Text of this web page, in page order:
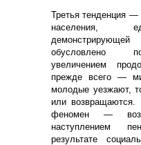
Третья тенденция —
населения,
обусловлено
увеличением
прежде всего —
молодые уезжают,
или возвращаются.
феномен —
наступлением
результате